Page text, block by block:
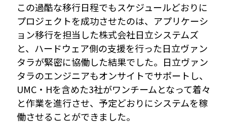
この過酷な移行日程でもスケジュールどおりに
プロジェクトを成功させたのは、アプリケーシ
ョン移行を担当した株式会社日立システムズ
と、ハードウェア側の支援を行った日立ヴァン
タラが緊密に協働した結果でした。日立ヴァン
タラのエンジニアもオンサイトでサポートし、
UMC・Hを含めた3社がワンチームとなって着々
と作業を進行させ、予定どおりにシステムを稼
働させることができました。